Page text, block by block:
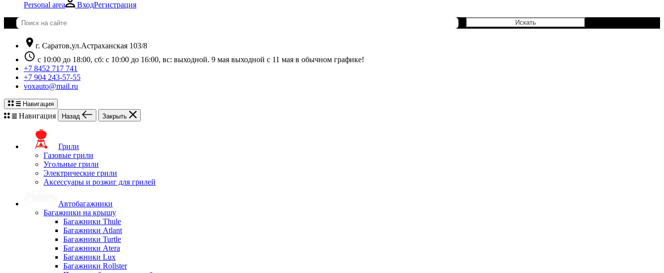
Personal area ВходРегистрация
location_on г. Саратов,ул.Астраханская 103/8
schedule с 10:00 до 18:00, сб: с 10:00 до 16:00, вс: выходной. 9 мая выходной с 11 мая в обычном графике!
+7 8452 717 741
+7 904 243-57-55
voxauto@mail.ru
Навигация
Навигация Назад Закрыть
Грили
Газовые грили
Угольные грили
Электрические грили
Аксессуары и розжиг для грилей
Автобагажники
Багажники на крышу
Багажники Thule
Багажники Atlant
Багажники Turtle
Багажники Atera
Багажники Lux
Багажники Rollster